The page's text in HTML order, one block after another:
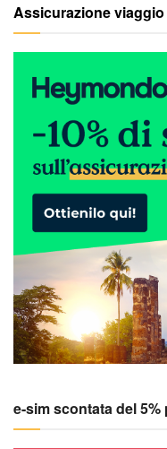
Assicurazione
e-sim scontata del 5%